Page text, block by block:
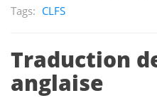
Tags: CLFS
Traduction
anglaise